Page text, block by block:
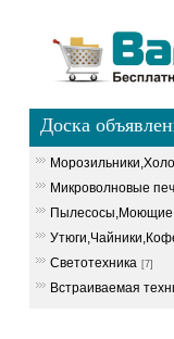
Доска
Микроволновые
Светотехника [7]
Встраиваемая